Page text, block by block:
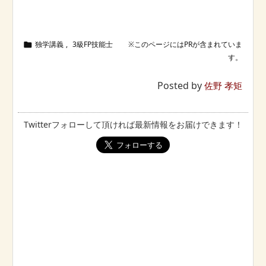
 独学講義 , 3級FP技能士
Posted by 佐野 孝矩
Twitterフォローして頂ければ最新情報をお届けできます！